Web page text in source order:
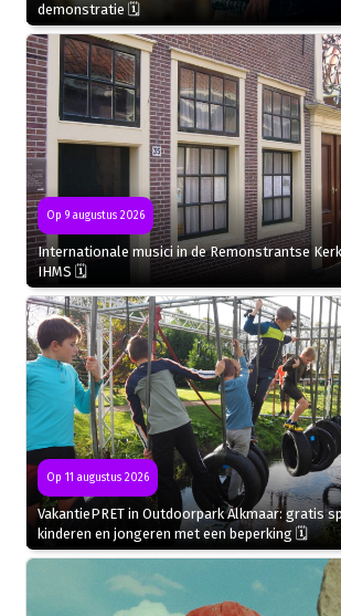
demonstratie 🗓
Op 9 augustus 2026
Internationale musici in de Remonstrantse
IHMS 🗓
Op 11 augustus 2026
VakantiePRET in Outdoorpark Alkmaar: gratis
kinderen en jongeren met een beperking 🗓